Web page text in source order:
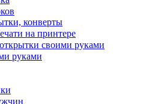
конверты
на принтере
своими руками
руками